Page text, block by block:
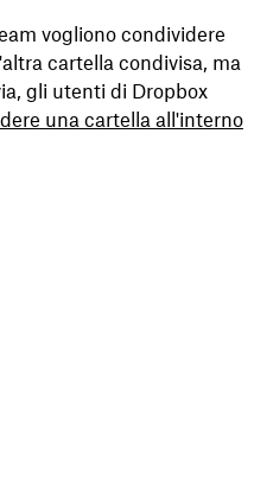
vogliono condividere
cartella condivisa, ma
gli utenti di Dropbox
una cartella all'interno